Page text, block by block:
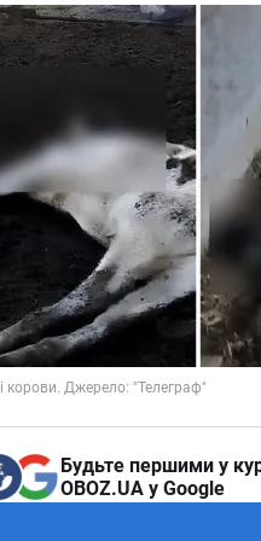
Будьте першими у
OBOZ.UA у Google